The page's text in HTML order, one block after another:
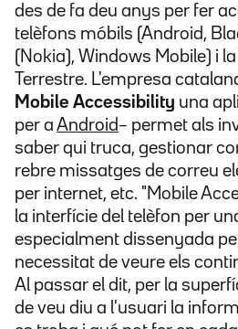
des de fa deu anys per fer
telèfons móbils (Android,
(Nokia), Windows Mobile) i
Terrestre. L'empresa
Mobile Accessibility una
per a Android– permet als
saber qui truca, gestionar
rebre missatges de correu
per internet, etc. "Mobile
la interfície del telèfon per
especialment dissenyada
necessitat de veure els
Al passar el dit, per la
de veu diu a l'usuari la